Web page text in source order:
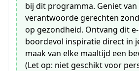
bij dit programma. Geniet van
verantwoorde gerechten
op gezondheid. Ontvang dit
boordevol inspiratie direct in
maak van elke maaltijd een
(Let op: niet geschikt voor